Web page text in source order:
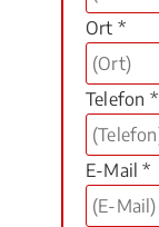
Ort *
Telefon *
E-Mail *